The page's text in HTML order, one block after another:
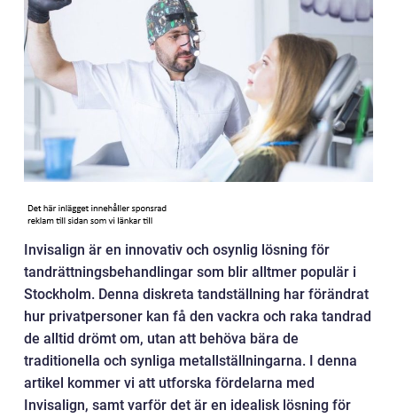
Invisalign är en innovativ och osynlig lösning för
tandrättningsbehandlingar som blir alltmer populär i
Stockholm. Denna diskreta tandställning har förändrat
hur privatpersoner kan få den vackra och raka tandrad
de alltid drömt om, utan att behöva bära de
traditionella och synliga metallställningarna. I denna
artikel kommer vi att utforska fördelarna med
Invisalign, samt varför det är en idealisk lösning för